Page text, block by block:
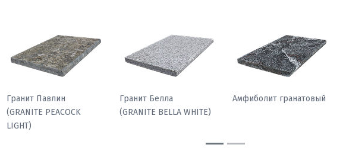
Гранит Павлин
(GRANITE PEACOCK
LIGHT)
Гранит Белла
(GRANITE BELLA WHITE)
Амфиболит гранатовый